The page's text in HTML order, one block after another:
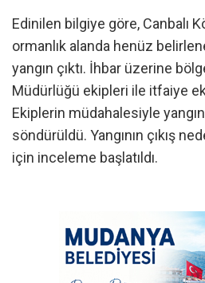
Edinilen bilgiye göre, Canbalı
ormanlık alanda henüz
yangın çıktı. İhbar üzerine
Müdürlüğü ekipleri ile itfaiye
Ekiplerin müdahalesiyle
söndürüldü. Yangının çıkış
için inceleme başlatıldı.